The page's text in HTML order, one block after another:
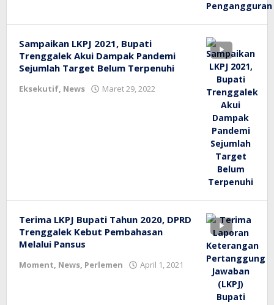
Sampaikan LKPJ 2021, Bupati
Trenggalek Akui Dampak Pandemi
Sejumlah Target Belum Terpenuhi
Eksekutif, News Maret 29, 2022
Terima LKPJ Bupati Tahun 2020, DPRD
Trenggalek Kebut Pembahasan
Melalui Pansus
Moment, News, Perlemen April 1, 2021
oleh